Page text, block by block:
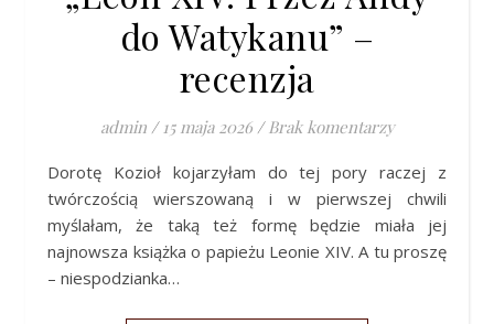
do Watykanu” –
recenzja
admin / 15 maja 2026 / Brak komentarzy
Dorotę Kozioł kojarzyłam do tej pory raczej z
twórczością wierszowaną i w pierwszej chwili
myślałam, że taką też formę będzie miała jej
najnowsza książka o papieżu Leonie XIV. A tu proszę
– niespodzianka…